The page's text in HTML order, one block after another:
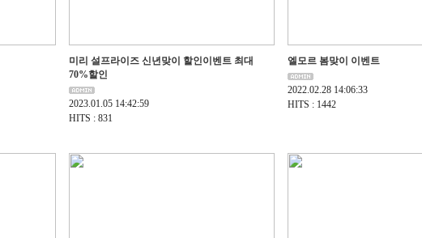
미리 설프라이즈 신년맞이 할인이벤트 최대
70%할인
2023.01.05 14:42:59
HITS : 831
엘모르 봄맞이 이벤트
2022.02.28 14:06:33
HITS : 1442